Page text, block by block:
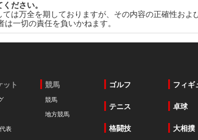
ださい。
は万全を期しておりますが、その内容の正確性お
一切の責任を負いかねます。
ット
表
競馬
競馬
地方競馬
ゴルフ フィギ
テニス 卓球
格闘技 大相撲